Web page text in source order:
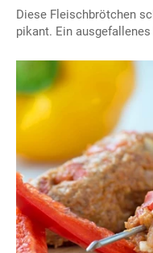
Diese Fleischbrötchen
pikant. Ein